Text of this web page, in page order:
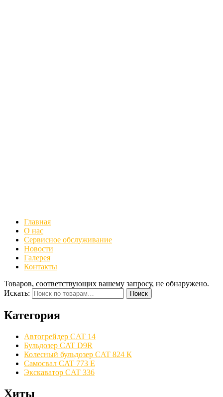
Главная
О нас
Сервисное обслуживание
Новости
Галерея
Контакты
Товаров, соответствующих вашему запросу, не обнаружено.
Искать:
Поиск
Категория
Автогрейдер CAT 14
Бульдозер CAT D9R
Колесный бульдозер CAT 824 К
Самосвал CAT 773 E
Экскаватор CAT 336
Хиты